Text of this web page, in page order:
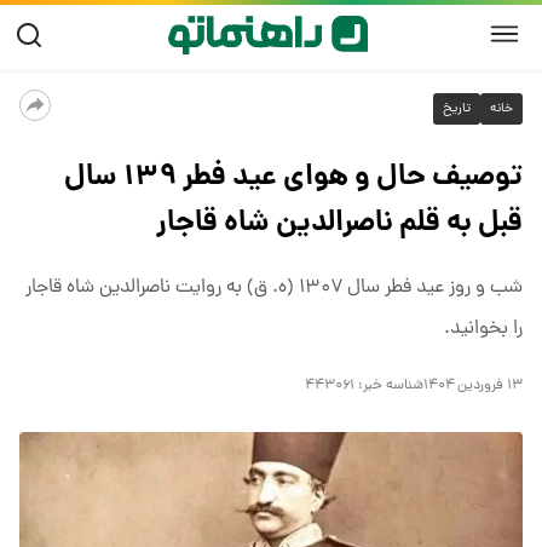
خانه تاریخ
توصیف حال و هوای عید فطر ۱۳۹ سال
قبل به قلم ناصرالدین شاه قاجار
شب و روز عید فطر سال ۱۳۰۷ (ه. ق) به روایت ناصرالدین شاه قاجار
را بخوانید.
۱۳ فروردین ۱۴۰۴ شناسه خبر: ۴۴۳۰۶۱